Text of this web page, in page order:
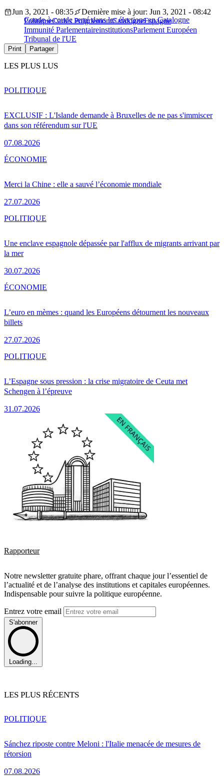
Coude-à-coude serré dans les élections en Catalogne
Jun 3, 2021 - 08:35
Dernière mise à jour: Jun 3, 2021 - 08:42
PolitiqueCarles PuigdemontCatalogneEspagne
Immunité ParlementaireinstitutionsParlement Européen
Tribunal de l'UE
Print Partager
LES PLUS LUS
EXCLUSIF : L'Islande demande à Bruxelles de ne pas s'immiscer
dans son référendum sur l'UE
07.08.2026
POLITIQUE
Merci la Chine : elle a sauvé l’économie mondiale
27.07.2026
ÉCONOMIE
Une enclave espagnole dépassée par l'afflux de migrants arrivant par
la mer
30.07.2026
POLITIQUE
L’euro en mèmes : quand les Européens détournent les nouveaux
billets
27.07.2026
ÉCONOMIE
L’Espagne sous pression : la crise migratoire de Ceuta met
Schengen à l’épreuve
31.07.2026
POLITIQUE
Rapporteur
Notre newsletter gratuite phare, offrant chaque jour l’essentiel de
l’actualité et de l’analyse des institutions et capitales européennes.
Indispensable pour suivre la politique européenne.
Entrez votre email
S'abonner
Loading...
LES PLUS RÉCENTS
Sánchez riposte contre Meloni : l'Italie menacée de mesures de
rétorsion
07.08.2026
POLITIQUE